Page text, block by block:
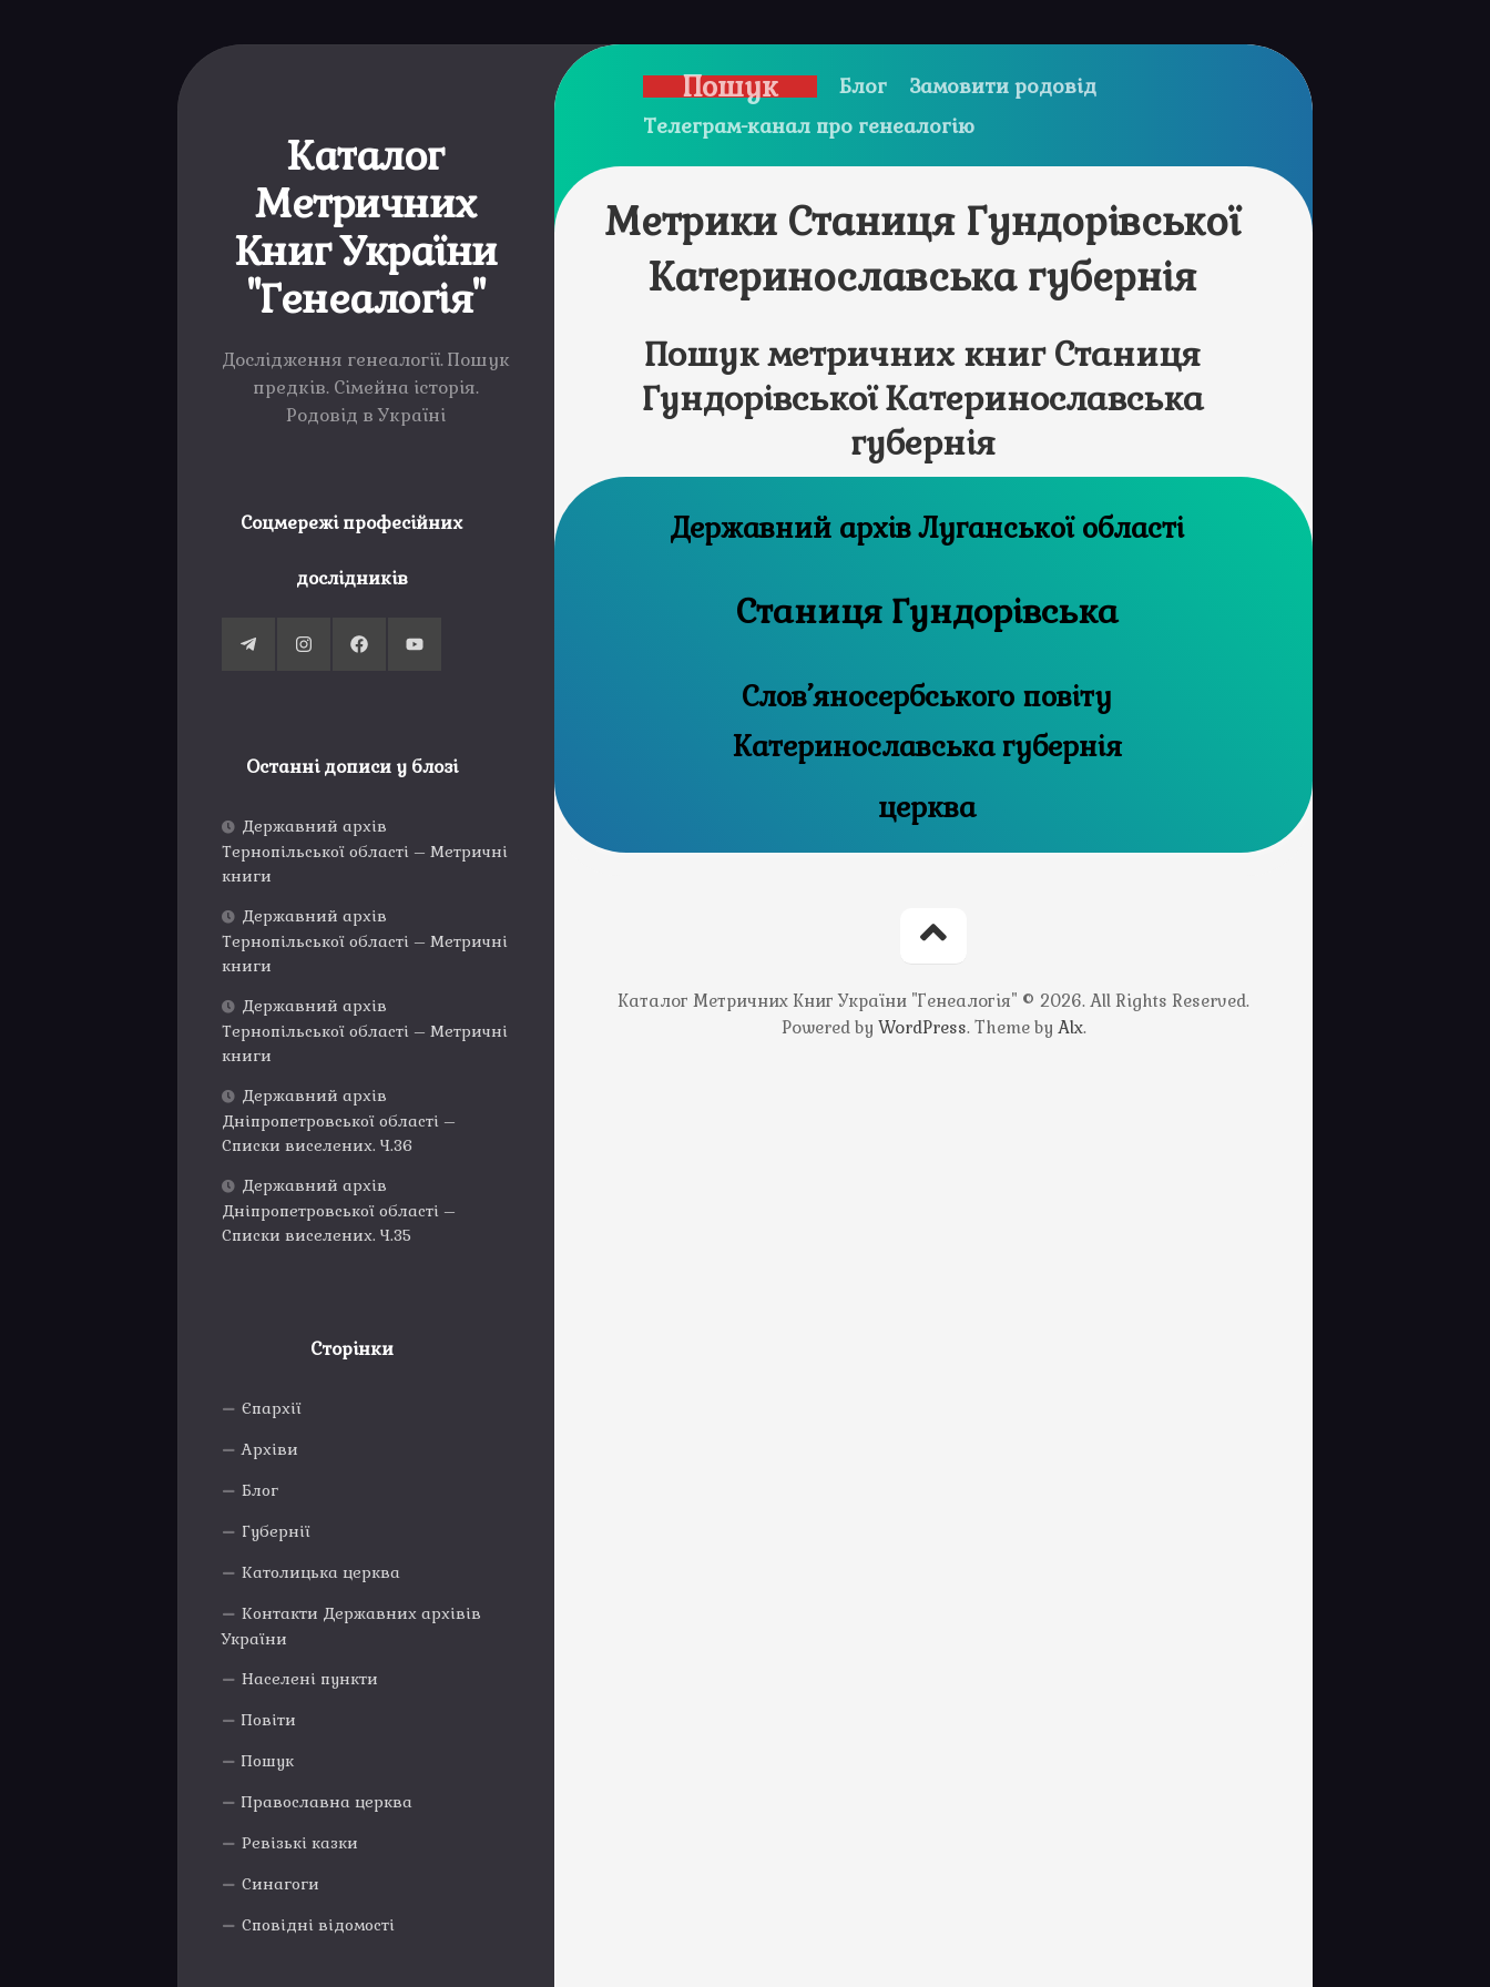
Каталог
Метричних
Книг України
"Генеалогія"
Дослідження генеалогії. Пошук
предків. Сімейна історія.
Родовід в Україні
Соцмережі професійних
дослідників
Останні дописи у блозі
Державний архів
Тернопільської області – Метричні
книги
Державний архів
Тернопільської області – Метричні
книги
Державний архів
Тернопільської області – Метричні
книги
Державний архів
Дніпропетровської області –
Списки виселених. Ч.36
Державний архів
Дніпропетровської області –
Списки виселених. Ч.35
Сторінки
Єпархії
Архіви
Блог
Губернії
Католицька церква
Контакти Державних архівів
України
Населені пункти
Повіти
Пошук
Православна церква
Ревізькі казки
Синагоги
Сповідні відомості
Пошук Блог
Замовити родовід
Телеграм-канал про генеалогію
Метрики Станиця Гундорівської
Катеринославська губернія
Пошук метричних книг Станиця
Гундорівської Катеринославська
губернія
Державний архів Луганської області
Станиця Гундорівська
Слов’яносербського повіту
Катеринославська губернія
церква
Каталог Метричних Книг України "Генеалогія" © 2026. All Rights Reserved.
Powered by WordPress. Theme by Alx.